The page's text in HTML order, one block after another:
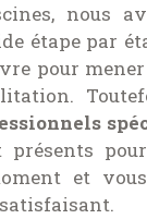
nous
étape par
pour
présents
et